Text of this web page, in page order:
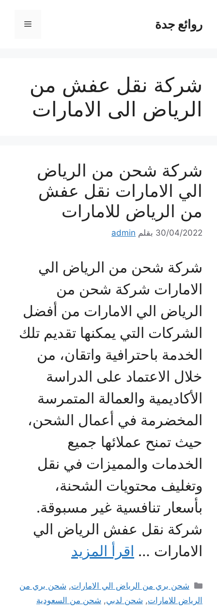
المحتوىروائع جدة القائمة
شركة نقل عفش من
الرياض الى الامارات
شركة شحن من الرياض
الي الامارات نقل عفش
من الرياض للامارات
30/04/2022 بقلم admin
شركة شحن من الرياض الي
الامارات شركة شحن من
الرياض الي الامارات من أفضل
الشركات التي يمكنها تقديم تلك
الخدمة باحترافية واتقان، من
خلال الاعتماد على الدراسة
الأكاديمية والعمالة المتمرسة
المخضرمة في أعمال الشحن،
حيث تمنح عملائها جميع
الخدمات والمميزات في نقل
وتغليف محتويات الشحنة،
بأسعار تنافسية غير مسبوقة.
شركة نقل عفش الرياض الي
الامارات … اقرأ المزيد
التصنيفات
شحن بري من الرياض الي الامارات, شحن بري من
الرياض للامارات, شحن لدبي, شحن من السعودية